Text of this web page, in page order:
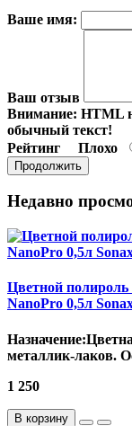
Ваше имя:
Ваш отзыв
Внимание: HTML
обычный текст!
Рейтинг Плохо
Продолжить
Недавно
Цветной
NanoPro 0,5л
металлик-лаков.
1 250
В корзину